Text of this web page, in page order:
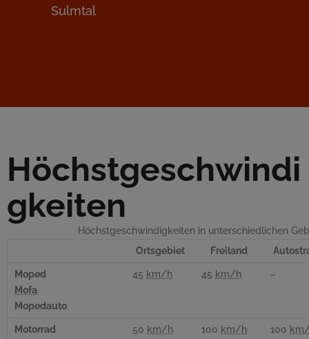
Sulmtal
Höchstgeschwindi
gkeiten
Höchstgeschwindigkeiten in unterschiedlichen
Ortsgebiet
Freiland
Moped
Mofa
Mopedauto
45 km/h 45 km/h –
Motorrad
50 km/h 100 km/h 100